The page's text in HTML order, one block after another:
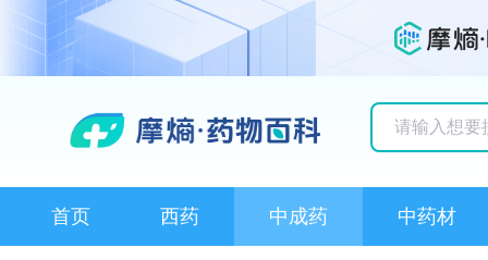
首页 西药 中成药 中药材